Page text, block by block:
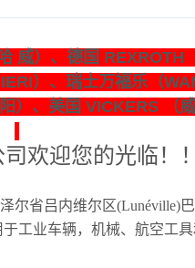
威）、德国 REXROTH
）、瑞士万福乐（
）、美国 VICKERS （
欢迎您的光临！
省吕内维尔区(Lunéville)巴
工业车辆，机械、航空工